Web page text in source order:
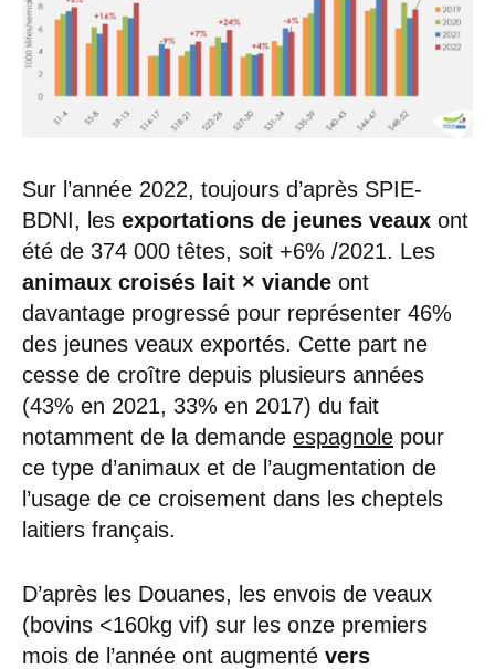
Sur l’année 2022, toujours d’après SPIE-
BDNI, les exportations de jeunes veaux ont
été de 374 000 têtes, soit +6% /2021. Les
animaux croisés lait × viande ont
davantage progressé pour représenter 46%
des jeunes veaux exportés. Cette part ne
cesse de croître depuis plusieurs années
(43% en 2021, 33% en 2017) du fait
notamment de la demande espagnole pour
ce type d’animaux et de l’augmentation de
l’usage de ce croisement dans les cheptels
laitiers français.
D’après les Douanes, les envois de veaux
(bovins <160kg vif) sur les onze premiers
mois de l’année ont augmenté vers